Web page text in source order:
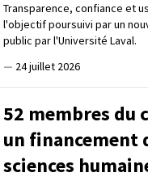
Transparence, confiance et
l'objectif poursuivi par un
public par l'Université Laval.
— 24 juillet 2026
52 membres du
un financement
sciences